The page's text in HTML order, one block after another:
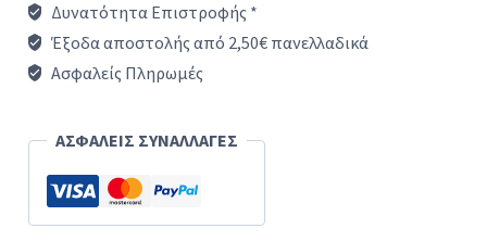
Φ10mm
SUSPA
ρούχων
Δυνατότητα Επιστροφής *
Έξοδα αποστολής από 2,50€ πανελλαδικά
Ασφαλείς Πληρωμές
ΑΣΦΑΛΕΙΣ ΣΥΝΑΛΛΑΓΕΣ